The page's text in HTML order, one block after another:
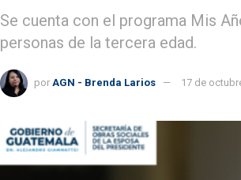
Se cuenta con el programa Mis
personas de la tercera edad.
por AGN - Brenda Larios 17 de